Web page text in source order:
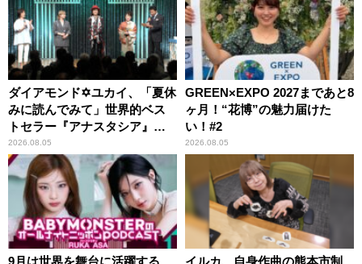
ダイアモンド✡ユカイ、「夏休
みに読んでみて」世界的ベス
トセラー『アナスタシア』を
紹介
2026.08.05
GREEN×EXPO 2027まであと8
ヶ月！“花博”の魅力届けた
い！#2
2026.08.05